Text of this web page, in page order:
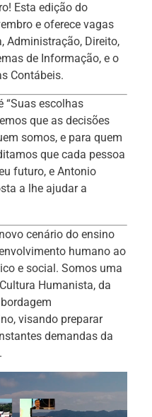
Esta edição do
e oferece vagas
Administração, Direito,
de Informação, e o
Contábeis.
“Suas escolhas
que as decisões
somos, e para quem
que cada pessoa
futuro, e Antonio
a lhe ajudar a
cenário do ensino
humano ao
e social. Somos uma
Humanista, da
visando preparar
demandas da